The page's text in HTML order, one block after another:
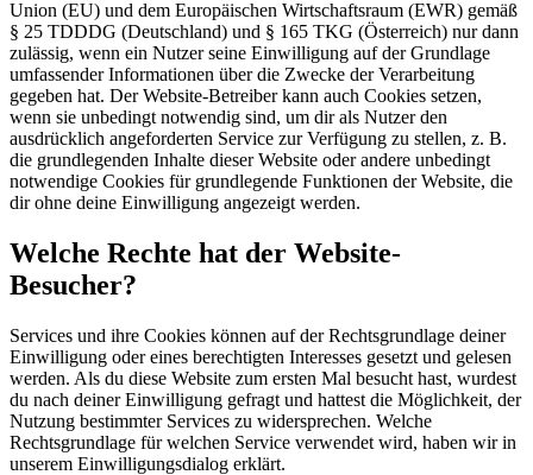
Union (EU) und dem Europäischen Wirtschaftsraum (EWR) gemäß
§ 25 TDDDG (Deutschland) und § 165 TKG (Österreich) nur dann
zulässig, wenn ein Nutzer seine Einwilligung auf der Grundlage
umfassender Informationen über die Zwecke der Verarbeitung
gegeben hat. Der Website-Betreiber kann auch Cookies setzen,
wenn sie unbedingt notwendig sind, um dir als Nutzer den
ausdrücklich angeforderten Service zur Verfügung zu stellen, z. B.
die grundlegenden Inhalte dieser Website oder andere unbedingt
notwendige Cookies für grundlegende Funktionen der Website, die
dir ohne deine Einwilligung angezeigt werden.
Welche Rechte hat der Website-
Besucher?
Services und ihre Cookies können auf der Rechtsgrundlage deiner
Einwilligung oder eines berechtigten Interesses gesetzt und gelesen
werden. Als du diese Website zum ersten Mal besucht hast, wurdest
du nach deiner Einwilligung gefragt und hattest die Möglichkeit, der
Nutzung bestimmter Services zu widersprechen. Welche
Rechtsgrundlage für welchen Service verwendet wird, haben wir in
unserem Einwilligungsdialog erklärt.